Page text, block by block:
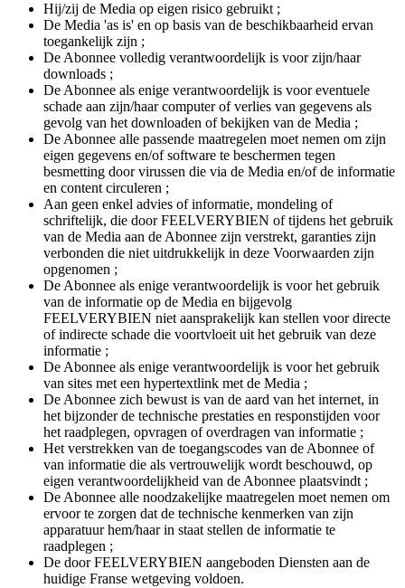
Hij/zij de Media op eigen risico gebruikt ;
De Media 'as is' en op basis van de beschikbaarheid ervan
toegankelijk zijn ;
De Abonnee volledig verantwoordelijk is voor zijn/haar
downloads ;
De Abonnee als enige verantwoordelijk is voor eventuele
schade aan zijn/haar computer of verlies van gegevens als
gevolg van het downloaden of bekijken van de Media ;
De Abonnee alle passende maatregelen moet nemen om zijn
eigen gegevens en/of software te beschermen tegen
besmetting door virussen die via de Media en/of de informatie
en content circuleren ;
Aan geen enkel advies of informatie, mondeling of
schriftelijk, die door FEELVERYBIEN of tijdens het gebruik
van de Media aan de Abonnee zijn verstrekt, garanties zijn
verbonden die niet uitdrukkelijk in deze Voorwaarden zijn
opgenomen ;
De Abonnee als enige verantwoordelijk is voor het gebruik
van de informatie op de Media en bijgevolg
FEELVERYBIEN niet aansprakelijk kan stellen voor directe
of indirecte schade die voortvloeit uit het gebruik van deze
informatie ;
De Abonnee als enige verantwoordelijk is voor het gebruik
van sites met een hypertextlink met de Media ;
De Abonnee zich bewust is van de aard van het internet, in
het bijzonder de technische prestaties en responstijden voor
het raadplegen, opvragen of overdragen van informatie ;
Het verstrekken van de toegangscodes van de Abonnee of
van informatie die als vertrouwelijk wordt beschouwd, op
eigen verantwoordelijkheid van de Abonnee plaatsvindt ;
De Abonnee alle noodzakelijke maatregelen moet nemen om
ervoor te zorgen dat de technische kenmerken van zijn
apparatuur hem/haar in staat stellen de informatie te
raadplegen ;
De door FEELVERYBIEN aangeboden Diensten aan de
huidige Franse wetgeving voldoen.